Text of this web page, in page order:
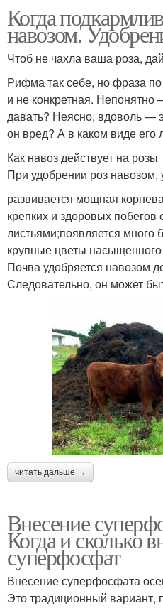
Когда
навозом.
Чтоб не чахла ваша роза,
Рифма так себе, но фраза по
и не конкретная. Непонятно
давать? Неясно, вдоволь —
он вред? А в каком виде его
Как навоз действует на розы
При удобрении роз навозом,
развивается мощная
крепких и здоровых побегов
листьями;появляется много
крупные цветы
Почва удобряется навозом
Следовательно, он может
читать дальше →
Внесение
Когда и сколько
суперфосфат
Внесение суперфосфата
Это традиционный вариант,